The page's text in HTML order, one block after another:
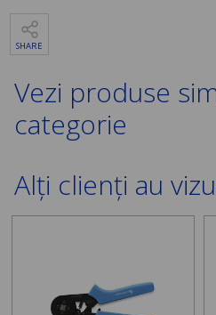
SHARE
Vezi produse
categorie
Alți clienți au